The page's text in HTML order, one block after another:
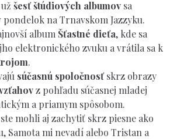
šesť štúdiových albumov sa
na Trnavskom Jazzyku.
album Šťastné dieťa, kde sa
elektronického zvuku a vrátila sa k
.
súčasnú spoločnosťskrz obrazy
z pohľadu súčasnej mladej
a priamym spôsobom.
mohli aj zachytiť skrz piesne ako
Samota mi nevadí alebo Tristan a